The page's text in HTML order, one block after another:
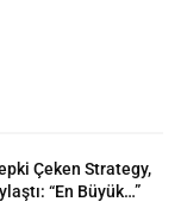
Çeken Strategy,
“En Büyük…”